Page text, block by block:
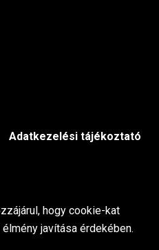
Adatkezelési tájékoztató
hogy cookie-kat
javítása érdekében.